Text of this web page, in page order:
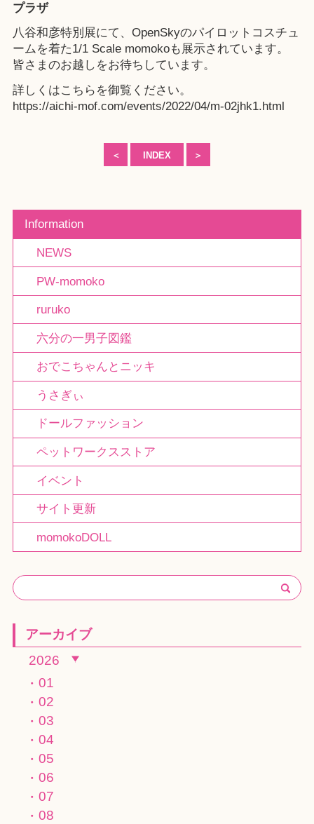
プラザ
八谷和彦特別展にて、OpenSkyのパイロットコスチュ
ームを着た1/1 Scale momokoも展示されています。
皆さまのお越しをお待ちしています。
詳しくはこちらを御覧ください。
https://aichi-mof.com/events/2022/04/m-02jhk1.html
＜ INDEX ＞
Information
NEWS
PW-momoko
ruruko
六分の一男子図鑑
おでこちゃんとニッキ
うさぎぃ
ドールファッション
ペットワークスストア
イベント
サイト更新
momokoDOLL
アーカイブ
2026
01
02
03
04
05
06
07
08